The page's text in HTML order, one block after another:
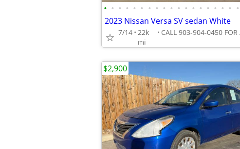
• • • • • • • • • • • • • • • • • • •
2023 Nissan Versa SV sedan White
7/14 22k
mi
$2,900